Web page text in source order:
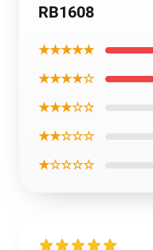
RB1608
★★★★★
★★★★☆
★★★☆☆
★★☆☆☆
★☆☆☆☆